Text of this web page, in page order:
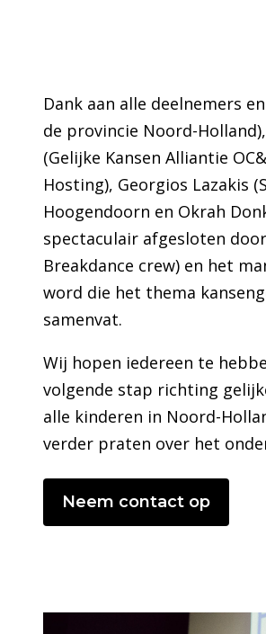
Dank aan alle deelnemers
de provincie Noord-
(Gelijke Kansen Alliantie
Hosting), Georgios Lazakis
Hoogendoorn en Okrah
spectaculair afgesloten
Breakdance crew) en het
word die het thema
samenvat.
Wij hopen iedereen te
volgende stap richting
alle kinderen in Noord-
verder praten over het
Neem contact op